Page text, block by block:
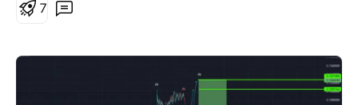
interesantes a tener en cuenta por si queremos
7